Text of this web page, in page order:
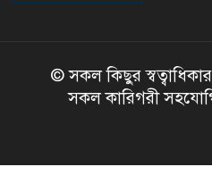
© সকল কিছুর
সকল কারিগরী